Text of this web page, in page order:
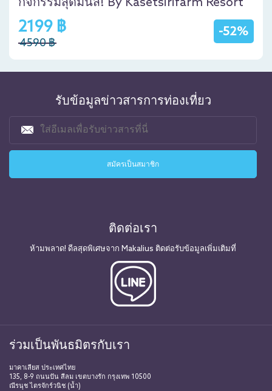
-52%
2199 ฿
4590 ฿
รับข้อมูลข่าวสารการท่องเที่ยว
ติดต่อเรา
ห้ามพลาด! ดีลสุดพิเศษจาก Makalius ติดต่อรับข้อมูลเพิ่มเติมที่
ร่วมเป็นพันธมิตรกับเรา
มาคาเลียส ประเทศไทย
135, 8-9 ถนนปัน สีลม เขตบางรัก กรุงเทพ 10500
ณีรนุช ไตรจักร์วนิช (น้ำ)